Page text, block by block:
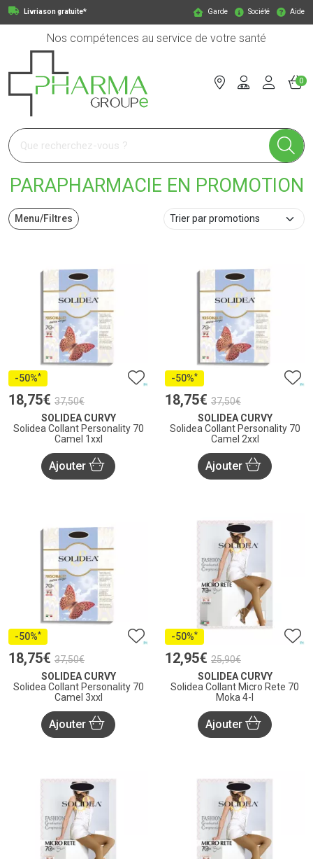
Livriason gratuite* Garde Société Aide
Nos compétences au service de votre santé
Pharmagroupe Votre pharmacie en ligne à votre service
0
PARAPHARMACIE EN PROMOTION
Menu/Filtres
-50%*
18,75€ 37,50€
SOLIDEA CURVY
Solidea Collant Personality 70
Camel 1xxl
Ajouter
-50%*
18,75€ 37,50€
SOLIDEA CURVY
Solidea Collant Personality 70
Camel 2xxl
Ajouter
-50%*
18,75€ 37,50€
SOLIDEA CURVY
Solidea Collant Personality 70
Camel 3xxl
Ajouter
-50%*
12,95€ 25,90€
SOLIDEA CURVY
Solidea Collant Micro Rete 70
Moka 4-l
Ajouter